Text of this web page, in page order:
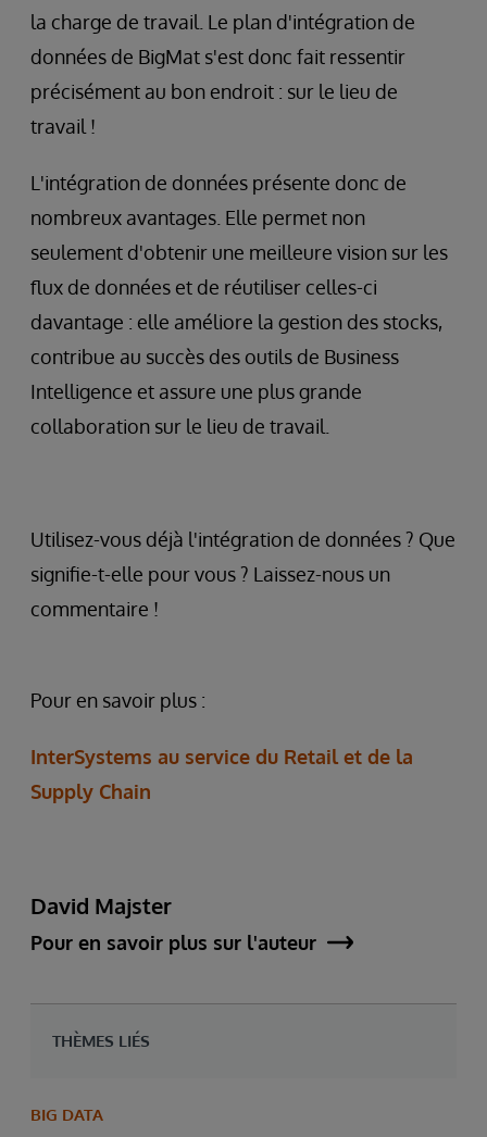
la charge de travail. Le plan d'intégration de
données de BigMat s'est donc fait ressentir
précisément au bon endroit : sur le lieu de
travail !
L'intégration de données présente donc de
nombreux avantages. Elle permet non
seulement d'obtenir une meilleure vision sur les
flux de données et de réutiliser celles-ci
davantage : elle améliore la gestion des stocks,
contribue au succès des outils de Business
Intelligence et assure une plus grande
collaboration sur le lieu de travail.
Utilisez-vous déjà l'intégration de données ? Que
signifie-t-elle pour vous ? Laissez-nous un
commentaire !
Pour en savoir plus :
InterSystems au service du Retail et de la
Supply Chain
David Majster
Pour en savoir plus sur l'auteur
THÈMES LIÉS
BIG DATA